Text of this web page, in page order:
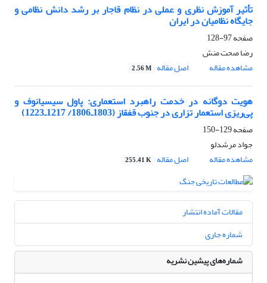
تأثیر آموزش نظری و عملی در نظام قاجار بر رشد دانش نظامی و
جایگاه نظامیان در ایران
صفحه97-128
رضا صحت منش
مشاهده مقاله
اصل مقاله 2.56 M
هویت دوگانه در خدمت راهبرد استعماری: پاول سیسیانوف و
پی‌ریزی استعمار تزاری در جنوب قفقاز (1803ـ1806/ 1217ـ1223)
صفحه129-150
جواد مرشدلو
مشاهده مقاله
اصل مقاله 255.41 K
مقالات آماده انتشار
شماره جاری
شماره‌های پیشین نشریه